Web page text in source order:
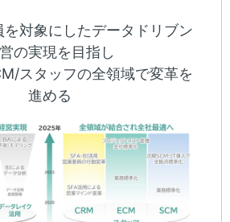
対象にしたデータドリブン
の実現を目指し
スタッフの全領域で変革を
進める